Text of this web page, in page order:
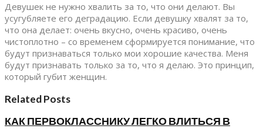
Девушек не нужно хвалить за то, что они делают. Вы
усугубляете его деградацию. Если девушку хвалят за то,
что она делает: очень вкусно, очень красиво, очень
чистоплотно – со временем сформируется понимание, что
будут признаваться только мои хорошие качества. Меня
будут признавать только за то, что я делаю. Это принцип,
который губит женщин.
Related Posts
КАК ПЕРВОКЛАССНИКУ ЛЕГКО ВЛИТЬСЯ В